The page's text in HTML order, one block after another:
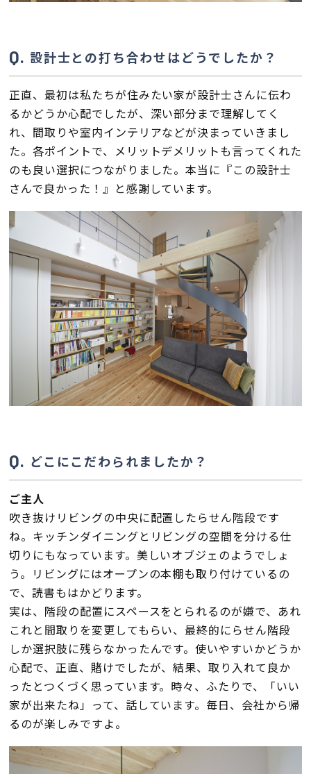
設計士との打ち合わせはどうでしたか？
正直、最初は私たちが住みたい家が設計士さんに伝わ
るかどうか心配でしたが、深い部分まで理解してく
れ、間取りや室内インテリアなどが決まっていきまし
た。各ポイントで、メリットデメリットも言ってくれた
のも良い選択につながりました。本当に『この設計士
さんで良かった！』と感謝しています。
どこにこだわられましたか？
ご主人
吹き抜けリビングの中央に配置したらせん階段です
ね。キッチンダイニングとリビングの空間を分ける仕
切りにもなっています。美しいオブジェのようでしょ
う。リビングにはオープンの本棚も取り付けているの
で、読書もはかどります。
実は、階段の配置にスペースをとられるのが嫌で、あれ
これと間取りを変更してもらい、最終的にらせん階段
しか選択肢に残らなかったんです。使いやすいかどうか
心配で、正直、賭けでしたが、結果、取り入れて良か
ったとつくづく思っています。時々、ふたりで、「いい
家が出来たね」って、話しています。毎日、会社から帰
るのが楽しみですよ。